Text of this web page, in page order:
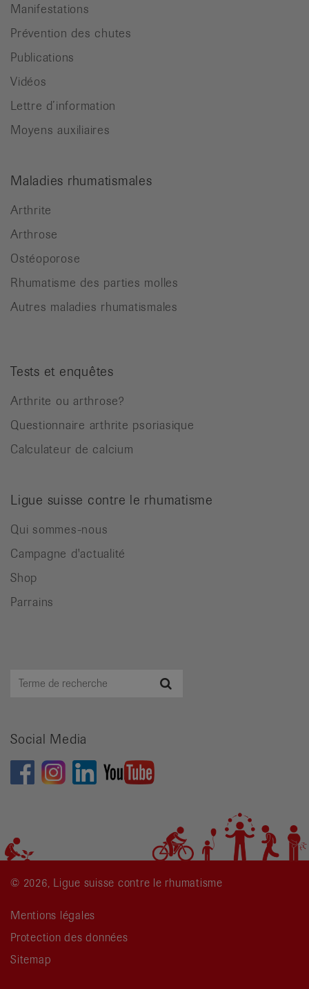
Manifestations
Prévention des chutes
Publications
Vidéos
Lettre d’information
Moyens auxiliaires
Maladies rhumatismales
Arthrite
Arthrose
Ostéoporose
Rhumatisme des parties molles
Autres maladies rhumatismales
Tests et enquêtes
Arthrite ou arthrose?
Questionnaire arthrite psoriasique
Calculateur de calcium
Ligue suisse contre le rhumatisme
Qui sommes-nous
Campagne d'actualité
Shop
Parrains
Terme
Social Media
© 2026, Ligue suisse contre le rhumatisme
Mentions légales
Protection des données
Sitemap